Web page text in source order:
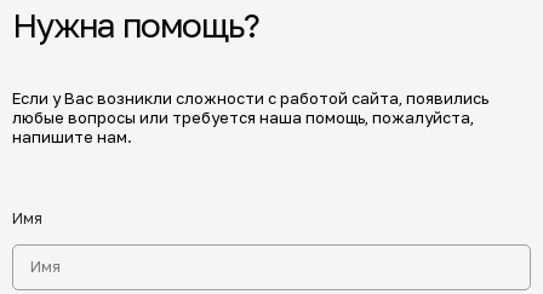
Нужна помощь?
Если у Вас возникли сложности с работой сайта, появились
любые вопросы или требуется наша помощь, пожалуйста,
напишите нам.
Имя